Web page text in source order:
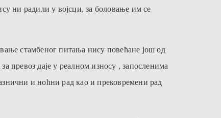
ни радили у војсци, за боловање им се
стамбеног питања нису повећане још од
превоз даје у реалном износу , запосленима
и ноћни рад као и прековремени рад